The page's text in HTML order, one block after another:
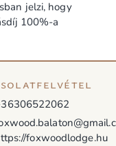
jelzi, hogy
100%-a
foxwoodlodge.hu